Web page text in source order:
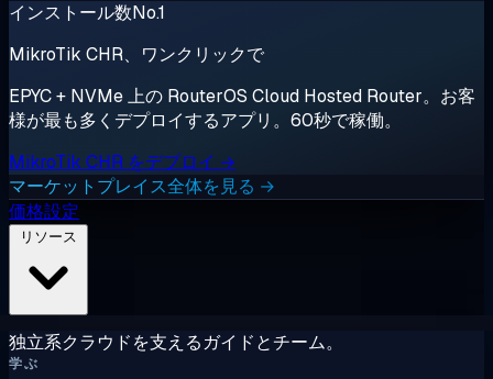
インストール数No.1
MikroTik CHR、ワンクリックで
EPYC + NVMe 上の RouterOS Cloud Hosted Router。お客
様が最も多くデプロイするアプリ。60秒で稼働。
MikroTik CHR をデプロイ →
マーケットプレイス全体を見る →
価格設定
独立系クラウドを支えるガイドとチーム。
学ぶ